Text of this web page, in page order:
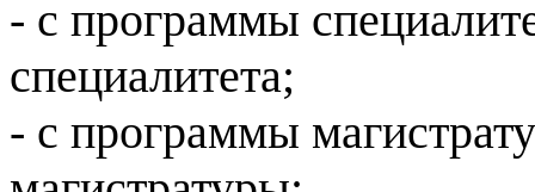
- с программы
специалитета;
- с программы